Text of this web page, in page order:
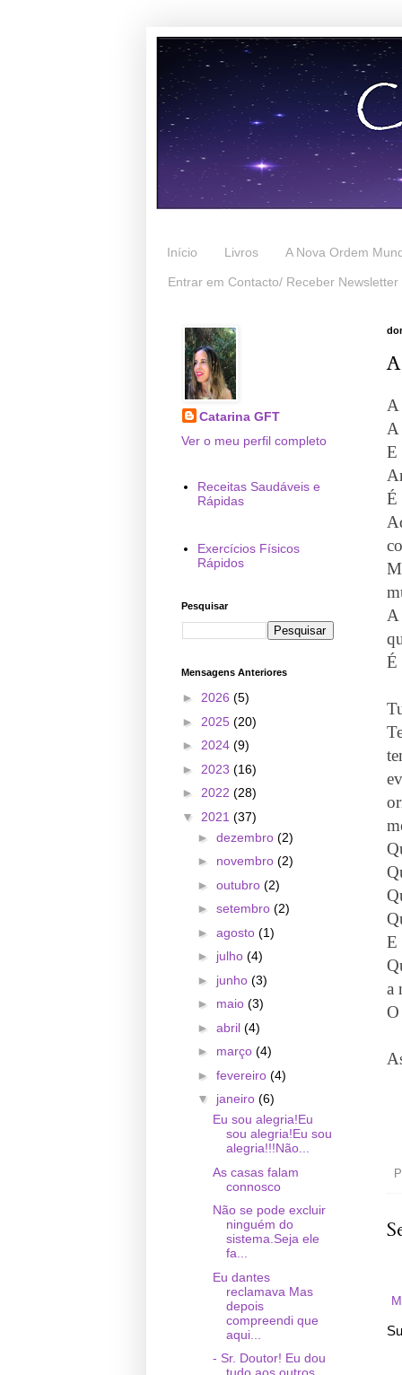
Início Livros A Nova Ordem
Entrar em Contacto/ Receber Newsletter
A
A
E
É
A
É
E
a
Catarina GFT
Ver o meu perfil completo
Receitas Saudáveis e
Rápidas
Exercícios Físicos
Rápidos
Pesquisar
Mensagens Anteriores
► 2026(5)
► 2025(20)
► 2024(9)
► 2023(16)
► 2022(28)
▼ 2021(37)
►dezembro(2)
► novembro(2)
►outubro(2)
►setembro(2)
►agosto(1)
► julho(4)
► junho(3)
► maio(3)
►abril(4)
► março(4)
►fevereiro(4)
▼ janeiro(6)
Eu sou alegria!Eu
sou alegria!Eu sou
alegria!!!Não...
As casas falam
connosco
Não se pode excluir
ninguém do
sistema.Seja ele
fa...
Eu dantes
reclamava Mas
depois
compreendi que
aqui...
- Sr. Doutor! Eu dou